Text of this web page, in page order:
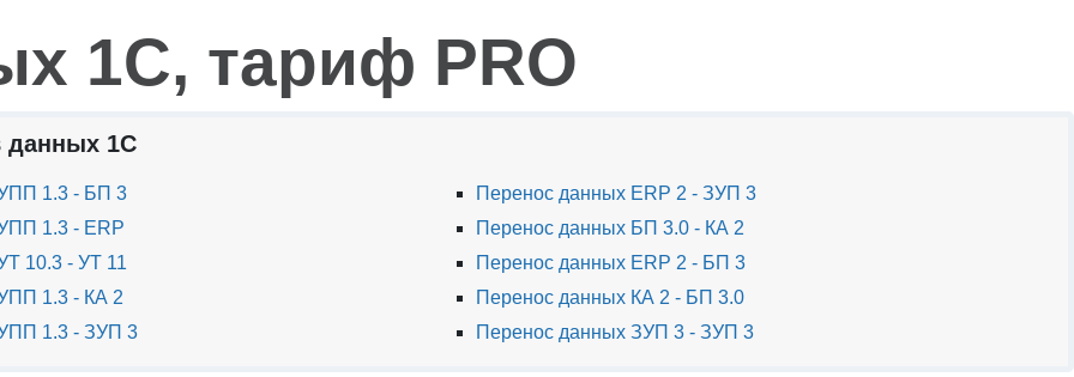
1С, тариф PRO
данных 1С
1.3 - БП 3
1.3 - ERP
10.3 - УТ 11
1.3 - КА 2
1.3 - ЗУП 3
Перенос данных ERP 2 - ЗУП 3
Перенос данных БП 3.0 - КА 2
Перенос данных ERP 2 - БП 3
Перенос данных КА 2 - БП 3.0
Перенос данных ЗУП 3 - ЗУП 3